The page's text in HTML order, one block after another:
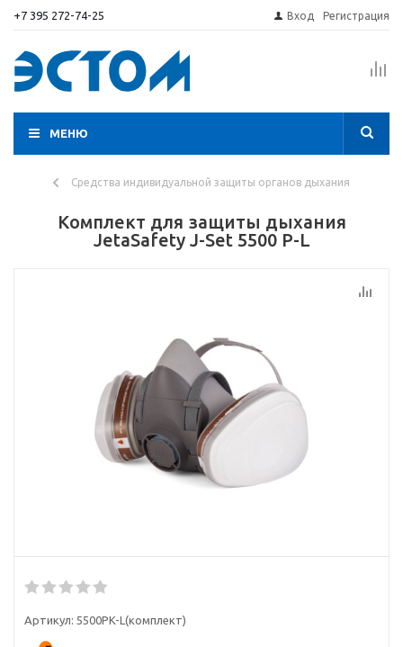
+7 395 272-74-25 Вход Регистрация
МЕНЮ
Средства индивидуальной защиты органов дыхания
Комплект для защиты дыхания
JetaSafety J-Set 5500 P-L
Артикул: 5500PK-L(комплект)